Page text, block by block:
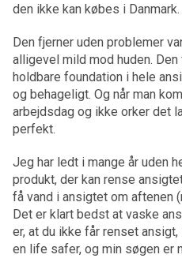
den ikke kan købes i Danmark.
Den fjerner uden problemer
alligevel mild mod huden.
holdbare foundation i hele
og behageligt. Og når man
arbejdsdag og ikke orker det
perfekt.
Jeg har ledt i mange år uden
produkt, der kan rense
få vand i ansigtet om aftenen
Det er klart bedst at vaske
er, at du ikke får renset
en life safer, og min søgen er